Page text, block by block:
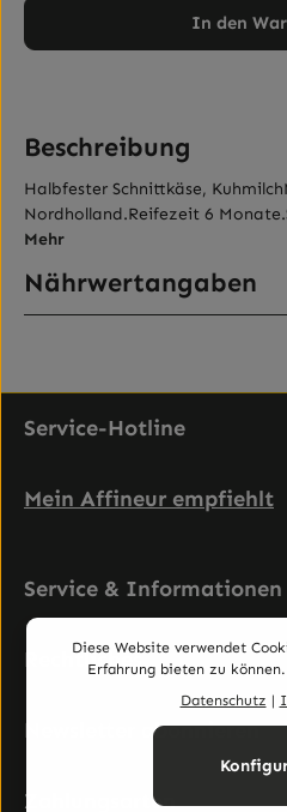
In den
Beschreibung
Halbfester Schnittkäse,
Nordholland.Reifezeit 6
Mehr
Nährwertangaben
Service-Hotline
Mein Affineur empfiehlt
Service & Informationen
Rechtliches
Newsletter abonnieren
Zahlungsarten
Diese Website verwendet
Erfahrung bieten zu können.
Datenschutz |